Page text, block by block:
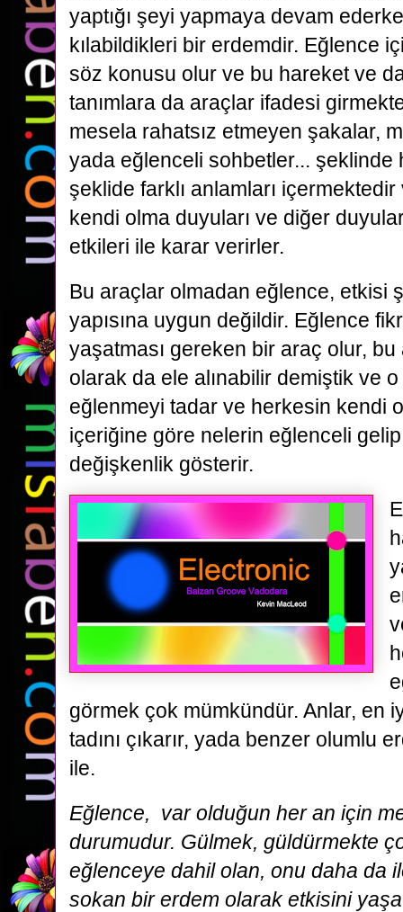
yaptığı şeyi yapmaya devam
kılabildikleri bir erdemdir. Eğlence
söz konusu olur ve bu hareket ve
tanımlara da araçlar ifadesi
mesela rahatsız etmeyen şakalar,
yada eğlenceli sohbetler... şeklinde
şeklide farklı anlamları
kendi olma duyuları ve diğer
etkileri ile karar verirler.
Bu araçlar olmadan eğlence, etkisi
yapısına uygun değildir. Eğlence
yaşatması gereken bir araç olur, bu
olarak da ele alınabilir demiştik ve
eğlenmeyi tadar ve herkesin kendi
içeriğine göre nelerin eğlenceli
değişkenlik gösterir.
görmek çok mümkündür. Anlar, en
tadını çıkarır, yada benzer olumlu
ile.
Eğlence, var olduğun her an için
durumudur. Gülmek, güldürmekte
eğlenceye dahil olan, onu daha da
sokan bir erdem olarak etkisini